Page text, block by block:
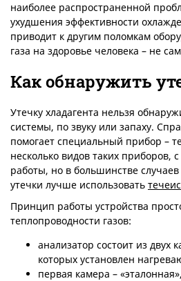
наиболее распространенной
ухудшения эффективности
приводит к другим поломкам
газа на здоровье человека – не
Как обнаружить
Утечку хладагента нельзя
системы, по звуку или запаху.
помогает специальный прибор –
несколько видов таких
работы, но в большинстве
утечки лучше использовать
Принцип работы устройства
теплопроводности газов:
анализатор состоит из двух
которых установлен
первая камера –